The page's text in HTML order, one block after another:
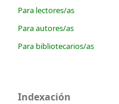
Para lectores/as
Para autores/as
Para bibliotecarios/as
Indexación